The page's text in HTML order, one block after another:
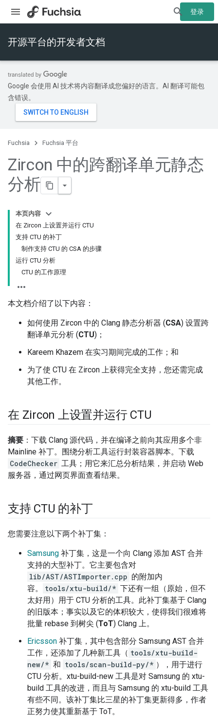
登录
开源平台的开发者文档
Google 会使用 AI 技术将内容翻译成您偏好的语言。AI 翻译可能包
含错误。
Fuchsia Fuchsia 平台
Zircon 中的跨翻译单元静态
分析
本页内容
在 Zircon 上设置并运行 CTU
支持 CTU 的补丁
制作支持 CTU 的 CSA 的步骤
运行 CTU 分析
CTU 的工作原理
本文档介绍了以下内容：
如何使用 Zircon 中的 Clang 静态分析器 (CSA) 设置跨
翻译单元分析 (CTU)；
Kareem Khazem 在实习期间完成的工作；和
为了使 CTU 在 Zircon 上获得完全支持，您还需完成
其他工作。
在 Zircon 上设置并运行 CTU
摘要 ：下载 Clang 源代码，并在编译之前向其应用多个非
Mainline 补丁。围绕分析工具运行封装容器脚本。下载
CodeChecker 工具；用它来汇总分析结果，并启动 Web
服务器，通过网页界面查看结果。
支持 CTU 的补丁
您需要注意以下两个补丁集：
Samsung 补丁集，这是一个向 Clang 添加 AST 合并
支持的大型补丁。它主要包含对
lib/AST/ASTImporter.cpp 的附加内
容。
tools/xtu-build/* 下还有一组（原始，但不
太好用）用于 CTU 分析的工具。此补丁集基于 Clang
的旧版本；事实以及它的体积较大，使得我们很难将
批量 rebase 到树尖 (ToT) Clang 上。
Ericsson 补丁集，其中包含部分 Samsung AST 合并
工作，还添加了几种新工具（ tools/xtu-build-
new/* 和 tools/scan-build-py/* ），用于进行
CTU 分析。xtu-build-new 工具是对 Samsung 的 xtu-
build 工具的改进，而且与 Samsung 的 xtu-build 工具
有些不同。该补丁集比三星的补丁集更新得多，作者
正努力使其重新基于 ToT。